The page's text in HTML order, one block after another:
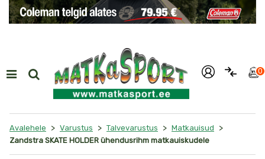
0
Avalehele > Varustus > Talvevarustus > Matkauisud >
Zandstra SKATE HOLDER ühendusrihm matkauiskudele